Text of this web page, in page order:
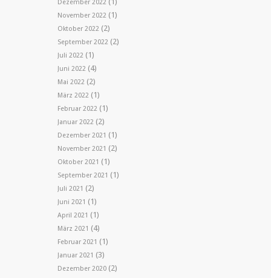
Dezember 2022
November 2022 (1)
Oktober 2022 (2)
September 2022 (2)
Juli 2022 (1)
Juni 2022 (4)
Mai 2022 (2)
März 2022 (1)
Februar 2022 (1)
Januar 2022 (2)
Dezember 2021 (1)
November 2021 (2)
Oktober 2021 (1)
September 2021 (1)
Juli 2021 (2)
Juni 2021 (1)
April 2021 (1)
März 2021 (4)
Februar 2021 (1)
Januar 2021 (3)
Dezember 2020 (2)